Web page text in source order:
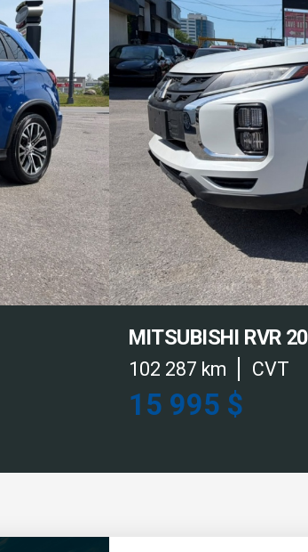
MITSUBISHI RVR
102 287 km CVT
15 995 $